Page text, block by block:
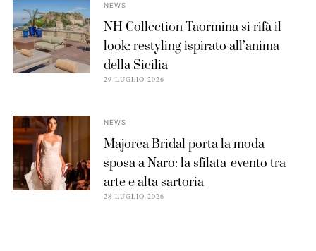
NEWS
NH Collection Taormina si rifà il
look: restyling ispirato all’anima
della Sicilia
29 LUGLIO 2026
NEWS
Majorca Bridal porta la moda
sposa a Naro: la sfilata-evento tra
arte e alta sartoria
28 LUGLIO 2026